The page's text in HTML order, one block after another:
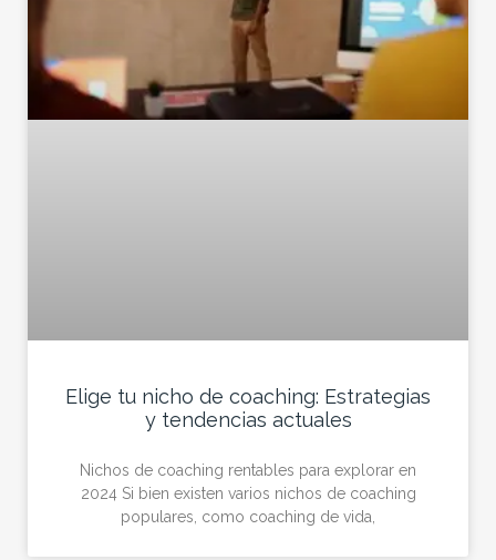
Elige tu nicho de coaching: Estrategias
y tendencias actuales
Nichos de coaching rentables para explorar en
2024 Si bien existen varios nichos de coaching
populares, como coaching de vida,